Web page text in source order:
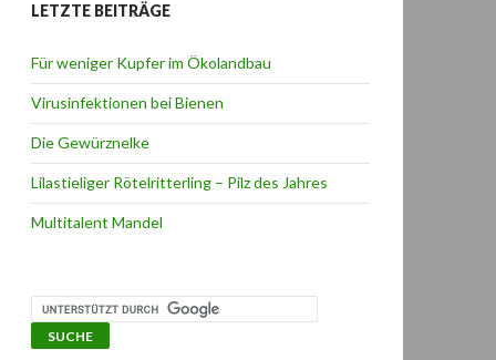
LETZTE BEITRÄGE
Für weniger Kupfer im Ökolandbau
Virusinfektionen bei Bienen
Die Gewürznelke
Lilastieliger Rötelritterling – Pilz des Jahres
Multitalent Mandel